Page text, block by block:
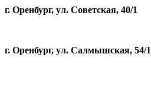
г. Оренбург, ул. Советская, 40/1
г. Оренбург, ул. Салмышская, 54/1